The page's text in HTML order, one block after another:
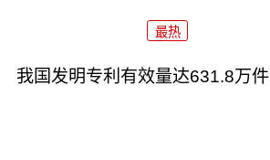
最热
我国发明专利有效量达631.8万件